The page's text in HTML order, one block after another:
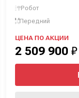
Робот
Передний
ЦЕНА ПО АКЦИИ
2 509 900 ₽